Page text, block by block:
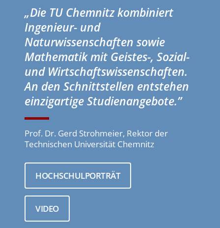
„Die TU Chemnitz kombiniert
Ingenieur- und
Naturwissenschaften sowie
Mathematik mit Geistes-, Sozial-
und Wirtschaftswissenschaften.
An den Schnittstellen entstehen
einzigartige Studienangebote.”
Prof. Dr. Gerd Strohmeier, Rektor der
Technischen Universität Chemnitz
HOCHSCHULPORTRÄT
VIDEO